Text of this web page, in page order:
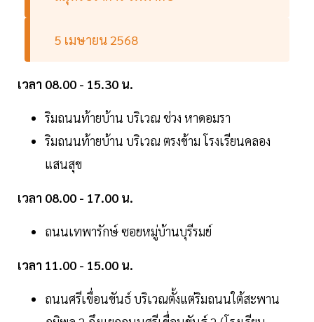
5 เมษายน 2568
เวลา 08.00 - 15.30 น.
ริมถนนท้ายบ้าน บริเวณ ช่วง หาดอมรา
ริมถนนท้ายบ้าน บริเวณ ตรงข้าม โรงเรียนคลอง
แสนสุข
เวลา 08.00 - 17.00 น.
ถนนเทพารักษ์ ซอยหมู่บ้านบุรีรมย์
เวลา 11.00 - 15.00 น.
ถนนศรีเขื่อนขันธ์ บริเวณตั้งแต่ริมถนนใต้สะพาน